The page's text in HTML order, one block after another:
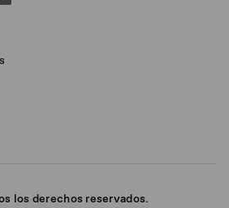
los derechos reservados.